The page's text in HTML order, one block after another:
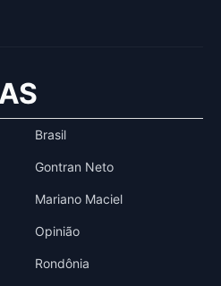
Brasil
Gontran Neto
Mariano Maciel
Opinião
Rondônia